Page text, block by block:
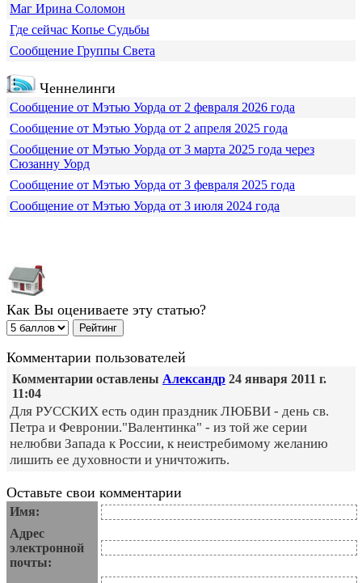
Маг Ирина Соломон
Где сейчас Копье Судьбы
Сообщение Группы Света
Ченнелинги
Сообщение от Мэтью Уорда от 2 февраля 2026 года
Сообщение от Мэтью Уорда от 2 апреля 2025 года
Сообщение от Мэтью Уорда от 3 марта 2025 года через
Сюзанну Уорд
Сообщение от Мэтью Уорда от 3 февраля 2025 года
Сообщение от Мэтью Уорда от 3 июля 2024 года
Как Вы оцениваете эту статью?
Комментарии пользователей
Комментарии оставлены Александр 24 января 2011 г.
11:04
Для РУССКИХ есть один праздник ЛЮБВИ - день св.
Петра и Февронии."Валентинка" - из той же серии
нелюбви Запада к России, к неистребимому желанию
лишить ее духовности и уничтожить.
Оставьте свои комментарии
Имя:
Адрес
электронной
почты: